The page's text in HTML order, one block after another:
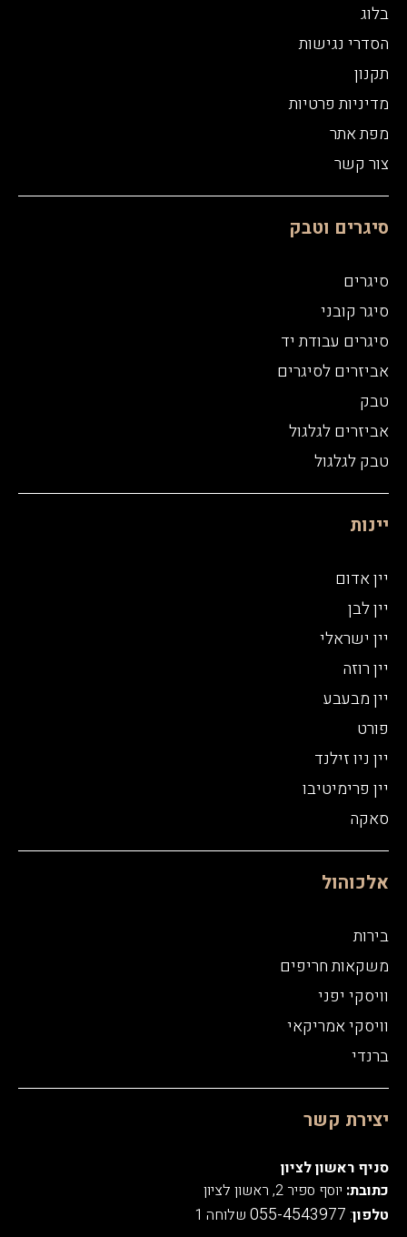
בלוג
הסדרי נגישות
תקנון
מדיניות פרטיות
מפת אתר
צור קשר
סיגרים וטבק
סיגרים
סיגר קובני
סיגרים עבודת יד
אביזרים לסיגרים
טבק
אביזרים לגלגול
טבק לגלגול
יינות
יין אדום
יין לבן
יין ישראלי
יין רוזה
יין מבעבע
פורט
יין ניו זילנד
יין פרימיטיבו
סאקה
אלכוהול
בירות
משקאות חריפים
וויסקי יפני
וויסקי אמריקאי
ברנדי
יצירת קשר
סניף ראשון לציון
כתובת: יוסף ספיר 2, ראשון לציון
טלפון:
055-4543977 שלוחה 1